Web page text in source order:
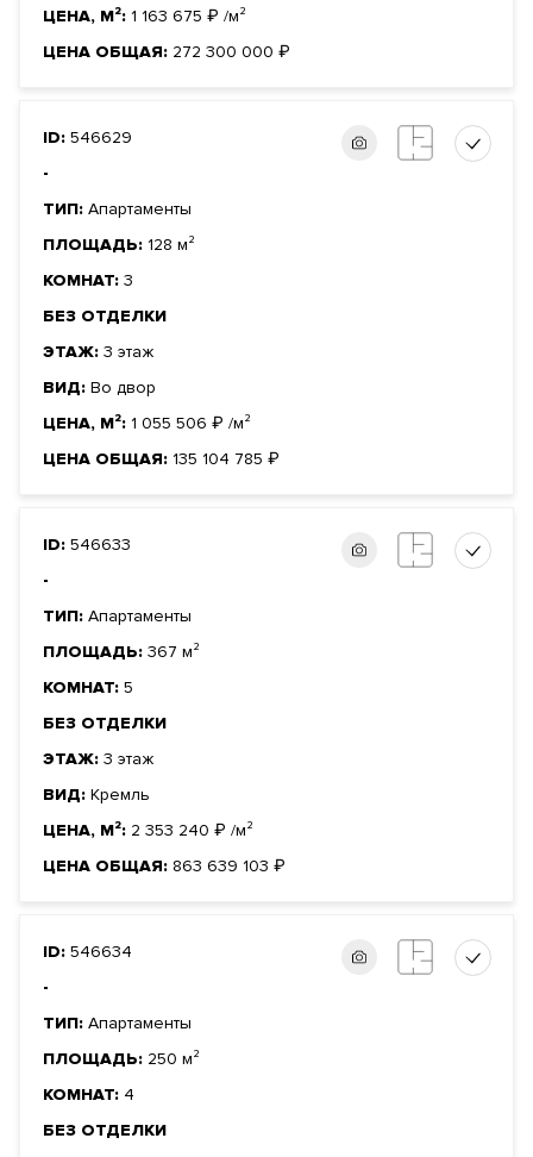
ЦЕНА, М²: 1 163 675 ₽ /м²
ЦЕНА ОБЩАЯ: 272 300 000 ₽
ID: 546629
-
ТИП: Апартаменты
ПЛОЩАДЬ: 128 м²
КОМНАТ: 3
БЕЗ ОТДЕЛКИ
ЭТАЖ: 3 этаж
ВИД: Во двор
ЦЕНА, М²: 1 055 506 ₽ /м²
ЦЕНА ОБЩАЯ: 135 104 785 ₽
ID: 546633
-
ТИП: Апартаменты
ПЛОЩАДЬ: 367 м²
КОМНАТ: 5
БЕЗ ОТДЕЛКИ
ЭТАЖ: 3 этаж
ВИД: Кремль
ЦЕНА, М²: 2 353 240 ₽ /м²
ЦЕНА ОБЩАЯ: 863 639 103 ₽
ID: 546634
-
ТИП: Апартаменты
ПЛОЩАДЬ: 250 м²
КОМНАТ: 4
БЕЗ ОТДЕЛКИ